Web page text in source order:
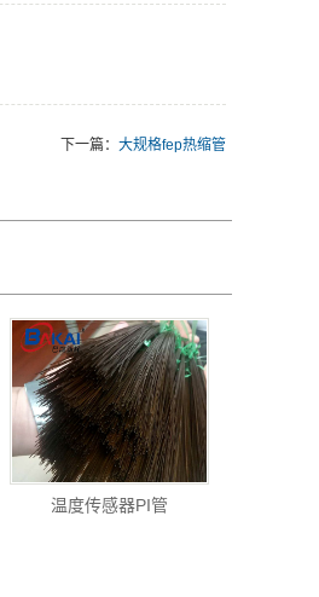
下一篇： 大规格fep热缩管
温度传感器PI管